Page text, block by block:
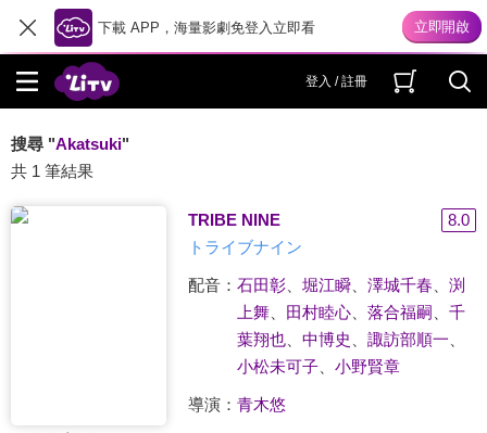
下載 APP，海量影劇免登入立即看
登入 / 註冊
搜尋 "Akatsuki"
共 1 筆結果
TRIBE NINE
8.0
トライブナイン
配音： 石田彰、 堀江瞬、 澤城千春
渕
上舞、 田村睦心、 落合福嗣
千
葉翔也、 中博史 諏訪部順一
小松未可子、 小野賢章
導演： 青木悠